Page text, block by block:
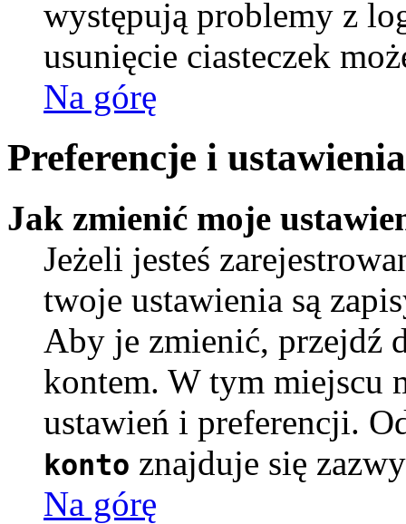
występują problemy z
usunięcie ciasteczek
Na górę
Preferencje i
Jak zmienić moje
Jeżeli jesteś
twoje ustawienia są
Aby je zmienić, przejdź
kontem. W tym miejscu
ustawień i preferencji.
konto znajduje się
Na górę